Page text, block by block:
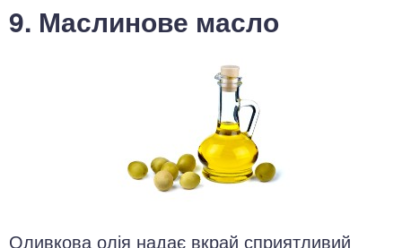
9. Маслинове масло
Оливкова олія надає вкрай сприятливий